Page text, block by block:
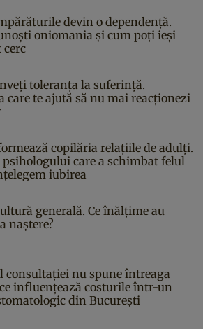
devin o dependență.
oniomania și cum poți ieși
cerc
toleranța la suferință.
care te ajută să nu mai reacționezi
copilăria relațiile de adulți.
psihologului care a schimbat felul
iubirea
generală. Ce înălțime au
naștere?
consultației nu spune întreaga
influențează costurile într-un
din București